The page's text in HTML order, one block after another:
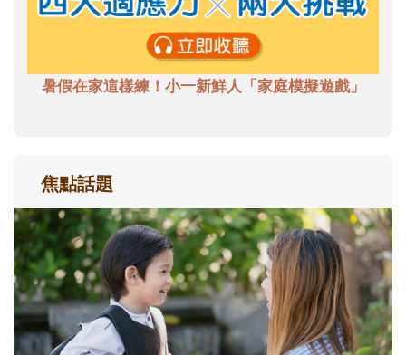
暑假在家這樣練！小一新鮮人「家庭模擬遊戲」
焦點話題
和孩子一起長大的那個男人│讀懂父親的
不同模樣
沒有人天生就擅長當爸爸！男人總是在一次
次「前所未有」的體驗中，跟著孩子一起長